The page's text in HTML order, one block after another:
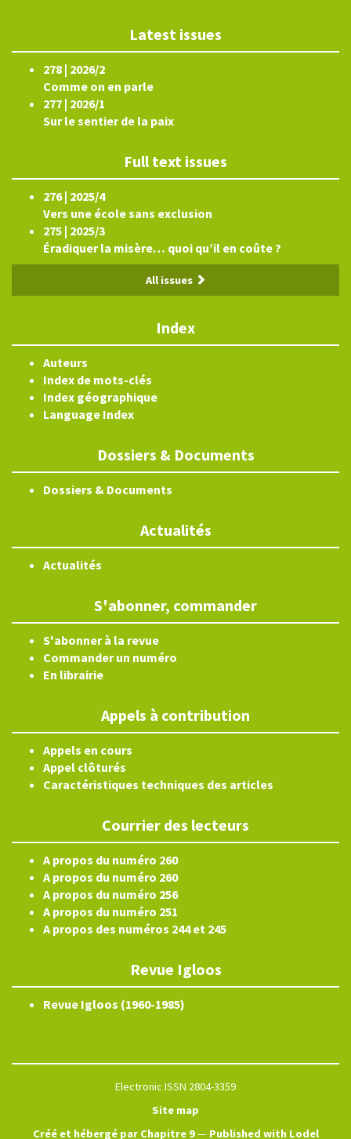
Latest issues
278 | 2026/2
Comme on en parle
277 | 2026/1
Sur le sentier de la paix
Full text issues
276 | 2025/4
Vers une école sans exclusion
275 | 2025/3
Éradiquer la misère… quoi qu’il en coûte ?
All issues
Index
Auteurs
Index de mots-clés
Index géographique
Language Index
Dossiers & Documents
Dossiers & Documents
Actualités
Actualités
S'abonner, commander
S'abonner à la revue
Commander un numéro
En librairie
Appels à contribution
Appels en cours
Appel clôturés
Caractéristiques techniques des articles
Courrier des lecteurs
A propos du numéro 260
A propos du numéro 260
A propos du numéro 256
A propos du numéro 251
A propos des numéros 244 et 245
Revue Igloos
Revue Igloos (1960-1985)
Electronic ISSN 2804-3359
Site map
Créé et hébergé par Chapitre 9— Published with Lodel